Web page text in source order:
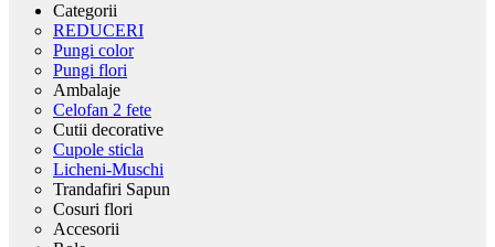
Categorii
REDUCERI
Pungi color
Pungi flori
Ambalaje
Celofan 2 fete
Cutii decorative
Cupole sticla
Licheni-Muschi
Trandafiri Sapun
Cosuri flori
Accesorii